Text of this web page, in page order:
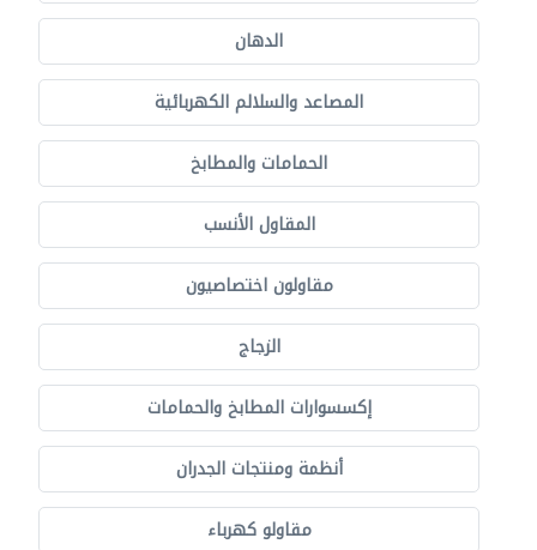
الدهان
المصاعد والسلالم الكهربائية
الحمامات والمطابخ
المقاول الأنسب
مقاولون اختصاصيون
الزجاج
إكسسوارات المطابخ والحمامات
أنظمة ومنتجات الجدران
مقاولو كهرباء